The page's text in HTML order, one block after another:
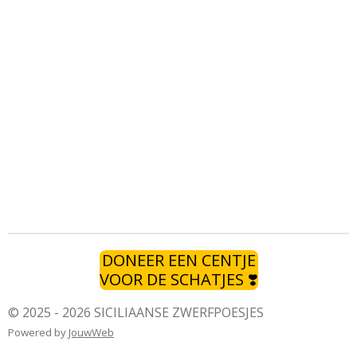
DONEER EEN CENTJE
VOOR DE SCHATJES ❣️
© 2025 - 2026 SICILIAANSE ZWERFPOESJES
Powered by JouwWeb